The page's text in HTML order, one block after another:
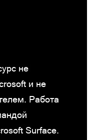
не
и не
Работа
Surface.